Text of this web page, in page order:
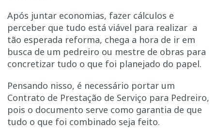
Após juntar economias, fazer cálculos e
perceber que tudo está viável para realizar a
tão esperada reforma, chega a hora de ir em
busca de um pedreiro ou mestre de obras para
concretizar tudo o que foi planejado do papel.
Pensando nisso, é necessário portar um
Contrato de Prestação de Serviço para Pedreiro,
pois o documento serve como garantia de que
tudo o que foi combinado seja feito.